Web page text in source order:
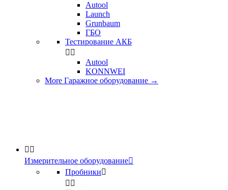
Autool
Launch
Grunbaum
ГБО
Тестирование АКБ
 
Autool
KONNWEI
More Гаражное оборудование →
 
Измерительное оборудование
Пробники
 